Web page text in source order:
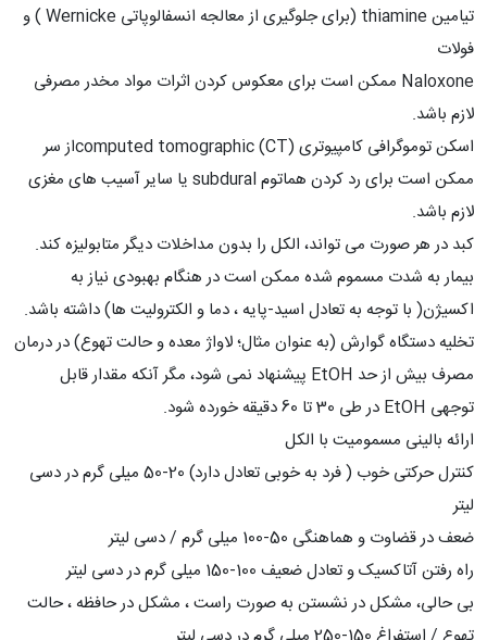
تیامین thiamine (برای جلوگیری از معالجه انسفالوپاتی Wernicke ) و
فولات
Naloxone ممکن است برای معکوس کردن اثرات مواد مخدر مصرفی
لازم باشد.
اسکن توموگرافی کامپیوتری computed tomographic (CT)از سر
ممکن است برای رد کردن هماتوم subdural یا سایر آسیب های مغزی
لازم باشد.
کبد در هر صورت می تواند، الکل را بدون مداخلات دیگر متابولیزه کند.
بیمار به شدت مسموم شده ممکن است در هنگام بهبودی نیاز به
اکسیژن( با توجه به تعادل اسید-پایه ، دما و الکترولیت ها) داشته باشد.
تخلیه دستگاه گوارش (به عنوان مثال؛ لاواژ معده و حالت تهوع) در درمان
مصرف بیش از حد EtOH پیشنهاد نمی شود، مگر آنکه مقدار قابل
توجهی EtOH در طی 30 تا 60 دقیقه خورده شود.
ارائه بالینی مسمومیت با الکل
کنترل حرکتی خوب ( فرد به خوبی تعادل دارد) 20-50 میلی گرم در دسی
لیتر
ضعف در قضاوت و هماهنگی 50-100 میلی گرم / دسی لیتر
راه رفتن آتاکسیک و تعادل ضعیف 100-150 میلی گرم در دسی لیتر
بی حالی، مشکل در نشستن به صورت راست ، مشکل در حافظه ، حالت